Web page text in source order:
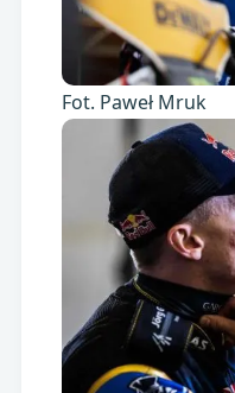
Fot. Paweł Mruk